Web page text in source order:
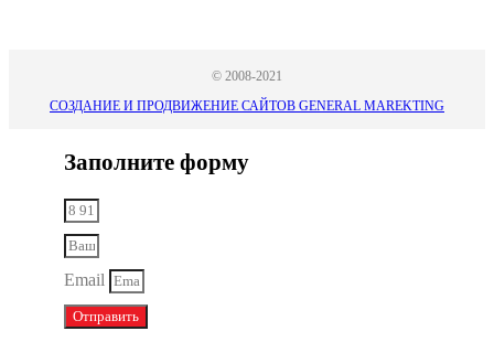
© 2008-2021
СОЗДАНИЕ И ПРОДВИЖЕНИЕ САЙТОВ GENERAL MAREKTING
Заполните форму
Email
Отправить